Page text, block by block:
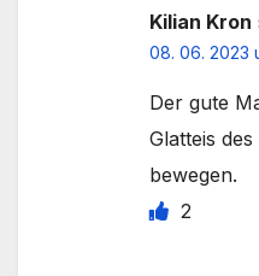
Kilian Kron
08. 06. 2023
Der gute
Glatteis
bewegen.
2